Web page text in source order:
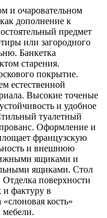
и очаровательном
дополнение к
предмет
или загородного
Банкетка
старения.
покрытие.
естественной
Высокие точеные
и удобное
туалетный
Оформление и
французскую
и внешнюю
ящиками и
ящиками. Стол
поверхности
и фактуру в
кость»
мебели.